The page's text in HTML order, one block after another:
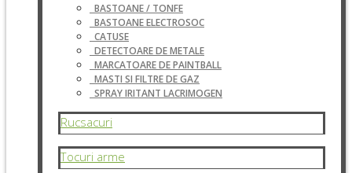
BASTOANE / TONFE
BASTOANE ELECTROSOC
CATUSE
DETECTOARE DE METALE
MARCATOARE DE PAINTBALL
MASTI SI FILTRE DE GAZ
SPRAY IRITANT LACRIMOGEN
Rucsacuri
Tocuri arme